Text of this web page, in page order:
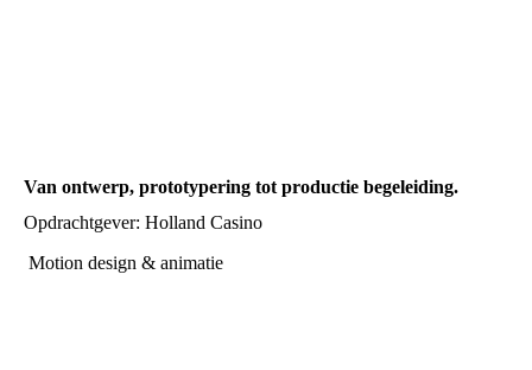
Van ontwerp, prototypering tot productie begeleiding.
Opdrachtgever: Holland Casino
Motion design & animatie